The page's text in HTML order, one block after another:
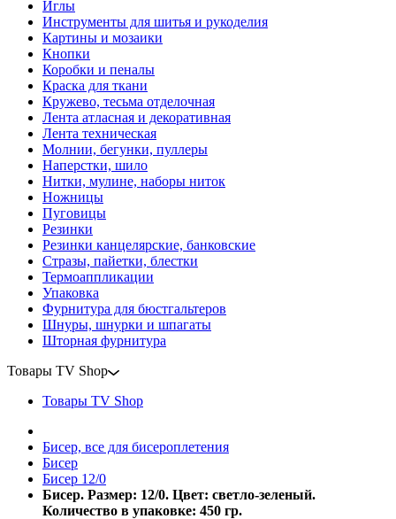
Иглы
Инструменты для шитья и рукоделия
Картины и мозаики
Кнопки
Коробки и пеналы
Краска для ткани
Кружево, тесьма отделочная
Лента атласная и декоративная
Лента техническая
Молнии, бегунки, пуллеры
Наперстки, шило
Нитки, мулине, наборы ниток
Ножницы
Пуговицы
Резинки
Резинки канцелярские, банковские
Стразы, пайетки, блестки
Термоаппликации
Упаковка
Фурнитура для бюстгальтеров
Шнуры, шнурки и шпагаты
Шторная фурнитура
Товары TV Shop
Товары TV Shop
Бисер, все для бисероплетения
Бисер
Бисер 12/0
Бисер. Размер: 12/0. Цвет: светло-зеленый.
Количество в упаковке: 450 гр.